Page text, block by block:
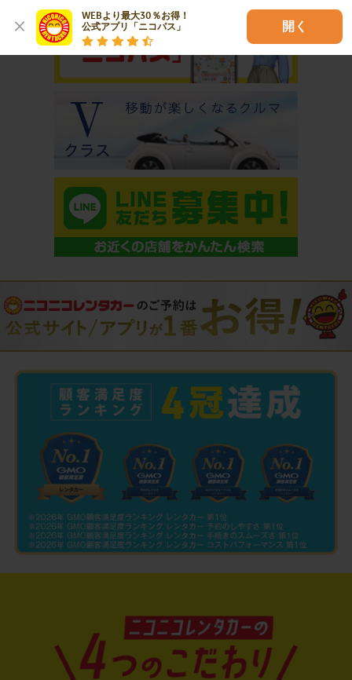
WEBより最大30％お得！
公式アプリ「ニコパス」
開く